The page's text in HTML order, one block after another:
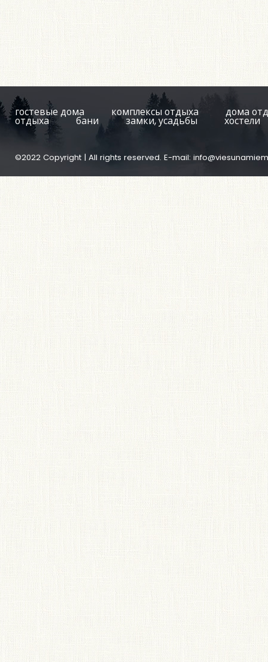
гостевые дома комплексы отдыха дома
отдыха бани замки, усадьбы хостели
©2022 Copyright | All rights reserved. E-mail: